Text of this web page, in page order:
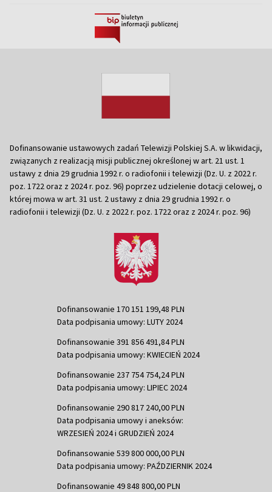
Dofinansowanie ustawowych zadań Telewizji Polskiej S.A. w likwidacji,
związanych z realizacją misji publicznej określonej w art. 21 ust. 1
ustawy z dnia 29 grudnia 1992 r. o radiofonii i telewizji (Dz. U. z 2022 r.
poz. 1722 oraz z 2024 r. poz. 96) poprzez udzielenie dotacji celowej, o
której mowa w art. 31 ust. 2 ustawy z dnia 29 grudnia 1992 r. o
radiofonii i telewizji (Dz. U. z 2022 r. poz. 1722 oraz z 2024 r. poz. 96)
Dofinansowanie 170 151 199,48 PLN
Data podpisania umowy: LUTY 2024
Dofinansowanie 391 856 491,84 PLN
Data podpisania umowy: KWIECIEŃ 2024
Dofinansowanie 237 754 754,24 PLN
Data podpisania umowy: LIPIEC 2024
Dofinansowanie 290 817 240,00 PLN
Data podpisania umowy i aneksów:
WRZESIEŃ 2024 i GRUDZIEŃ 2024
Dofinansowanie 539 800 000,00 PLN
Data podpisania umowy: PAŹDZIERNIK 2024
Dofinansowanie 49 848 800,00 PLN